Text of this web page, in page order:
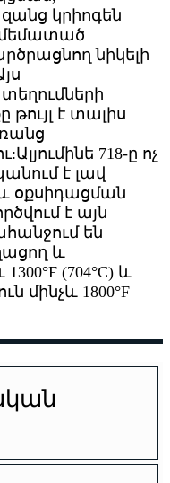
կրիոգեն
նիկելի
է տալիս
718-ը ոչ
է լավ
և օքսիդացման
է այն
են
և
(704°C) և
մինչև 1800°F